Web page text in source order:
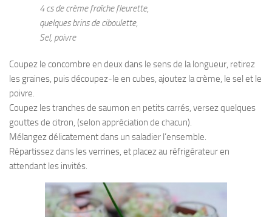
4 cs de crème fraîche fleurette,
quelques brins de ciboulette,
Sel, poivre
Coupez le concombre en deux dans le sens de la longueur, retirez
les graines, puis découpez-le en cubes, ajoutez la crème, le sel et le
poivre.
Coupez les tranches de saumon en petits carrés, versez quelques
gouttes de citron, (selon appréciation de chacun).
Mélangez délicatement dans un saladier l’ensemble.
Répartissez dans les verrines, et placez au réfrigérateur en
attendant les invités.